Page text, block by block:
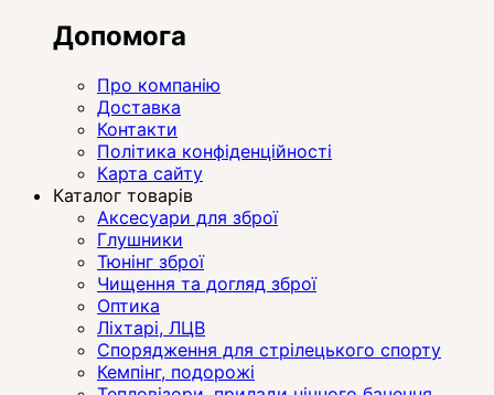
Допомога
Про компанію
Доставка
Контакти
Політика конфіденційності
Карта сайту
Каталог товарів
Аксесуари для зброї
Глушники
Тюнінг зброї
Чищення та догляд зброї
Оптика
Ліхтарі, ЛЦВ
Спорядження для стрілецького спорту
Кемпінг, подорожі